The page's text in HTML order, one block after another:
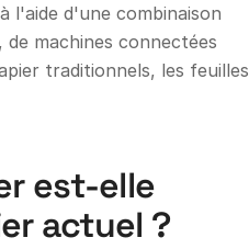
l'aide d'une combinaison
machines connectées
traditionnels, les feuilles
est-elle
actuel ?